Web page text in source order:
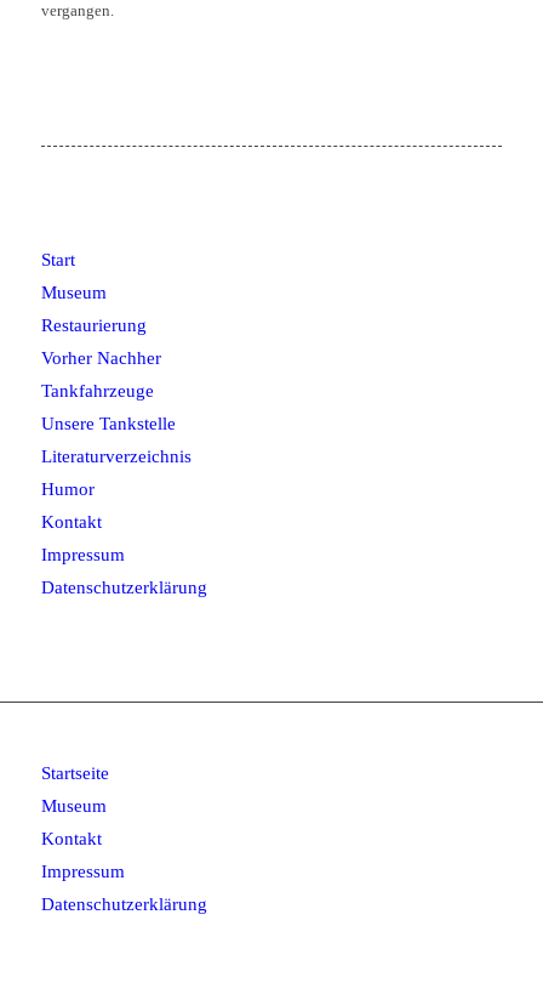
vergangen.
Start
Museum
Restaurierung
Vorher Nachher
Tankfahrzeuge
Unsere Tankstelle
Literaturverzeichnis
Humor
Kontakt
Impressum
Datenschutzerklärung
Startseite
Museum
Kontakt
Impressum
Datenschutzerklärung